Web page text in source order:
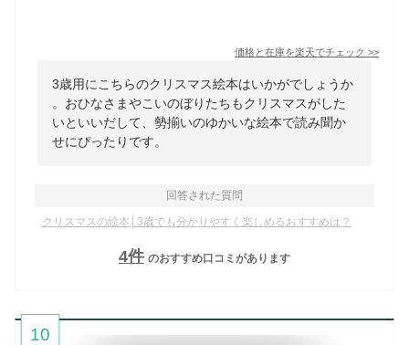
価格と在庫を楽天でチェック >>
3歳用にこちらのクリスマス絵本はいかがでしょうか
。おひなさまやこいのぼりたちもクリスマスがした
いといいだして、勢揃いのゆかいな絵本で読み聞か
せにぴったりです。
回答された質問
クリスマスの絵本│3歳でも分かりやすく楽しめるおすすめは？
4件 のおすすめ口コミがあります
10